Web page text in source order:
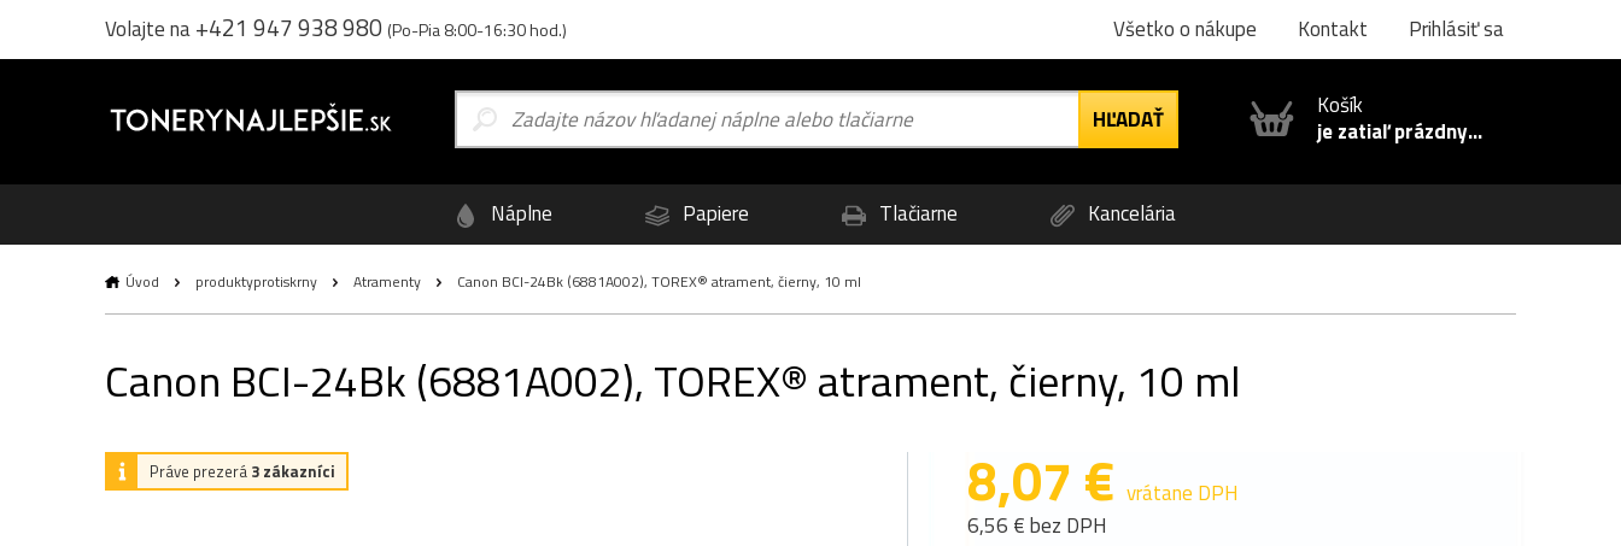
Volajte na+421 947 938 980 (Po-Pia 8:00-16:30 hod.) Všetko o nákupe Kontakt Prihlásiť sa
Košík
je zatiaľ prázdny...
Náplne Papiere Tlačiarne Kancelária
Úvod produktyprotiskrny Atramenty Canon BCI-24Bk (6881A002), TOREX® atrament, čierny, 10 ml
Canon BCI-24Bk (6881A002), TOREX® atrament, čierny, 10 ml
Práve prezerá 3 zákazníci 8,07 € vrátane DPH
6,56 € bez DPH